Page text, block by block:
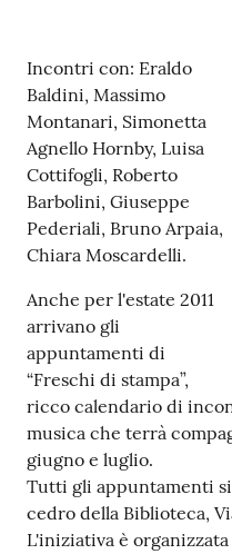
Casa
Piani
Archivio
storico
Decentrate
Patto
per
la
lettura
Incontri con: Eraldo
Baldini, Massimo
Montanari, Simonetta
Agnello Hornby, Luisa
Cottifogli, Roberto
Barbolini, Giuseppe
Pederiali, Bruno Arpaia,
Chiara Moscardelli.
Anche per l'estate 2011
arrivano gli
appuntamenti di
“Freschi di stampa”,
ricco calendario di
musica che terrà
giugno e luglio.
Tutti gli appuntamenti
cedro della Biblioteca,
L'iniziativa è